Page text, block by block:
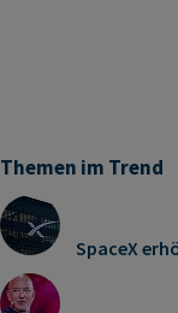
Themen im Trend
SpaceX